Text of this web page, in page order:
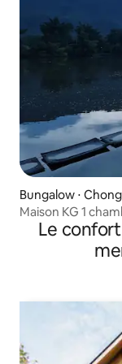
Bungalow ⋅
Maison KG 1
chutes d'Erawan)
Le